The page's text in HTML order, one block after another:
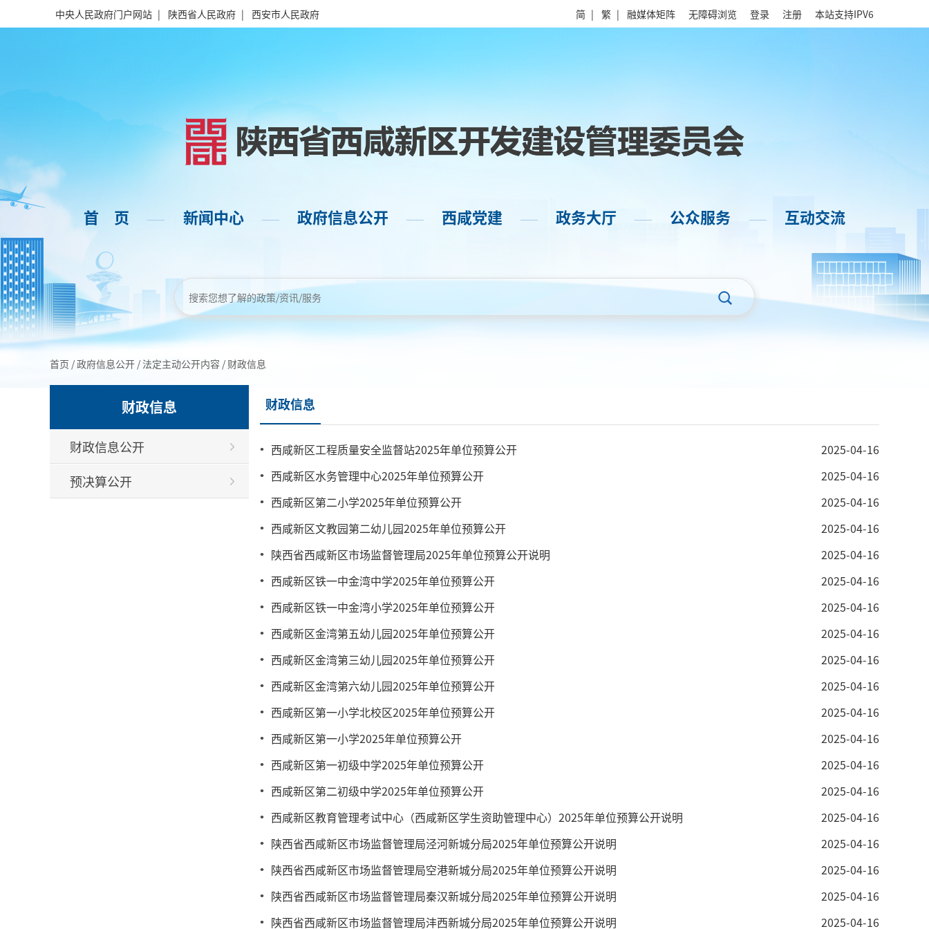
中央人民政府门户网站 | 陕西省人民政府 | 西安市人民政府 简 | 繁 | 融媒体矩阵 无障碍浏览 登录 注册 本站支持IPV6
首 页 —— 新闻中心 —— 政府信息公开 —— 西咸党建 —— 政务大厅 —— 公众服务 —— 互动交流
首页 /政府信息公开 / 法定主动公开内容 / 财政信息
财政信息
财政信息公开
预决算公开
财政信息
2025-04-16
西咸新区工程质量安全监督站2025年单位预算公开
2025-04-16
西咸新区水务管理中心2025年单位预算公开
2025-04-16
西咸新区第二小学2025年单位预算公开
2025-04-16
西咸新区文教园第二幼儿园2025年单位预算公开
2025-04-16
陕西省西咸新区市场监督管理局2025年单位预算公开说明
2025-04-16
西咸新区铁一中金湾中学2025年单位预算公开
2025-04-16
西咸新区铁一中金湾小学2025年单位预算公开
2025-04-16
西咸新区金湾第五幼儿园2025年单位预算公开
2025-04-16
西咸新区金湾第三幼儿园2025年单位预算公开
2025-04-16
西咸新区金湾第六幼儿园2025年单位预算公开
2025-04-16
西咸新区第一小学北校区2025年单位预算公开
2025-04-16
西咸新区第一小学2025年单位预算公开
2025-04-16
西咸新区第一初级中学2025年单位预算公开
2025-04-16
西咸新区第二初级中学2025年单位预算公开
2025-04-16
西咸新区教育管理考试中心（西咸新区学生资助管理中心）2025年单位预算公开说明
2025-04-16
陕西省西咸新区市场监督管理局泾河新城分局2025年单位预算公开说明
2025-04-16
陕西省西咸新区市场监督管理局空港新城分局2025年单位预算公开说明
2025-04-16
陕西省西咸新区市场监督管理局秦汉新城分局2025年单位预算公开说明
2025-04-16
陕西省西咸新区市场监督管理局沣西新城分局2025年单位预算公开说明